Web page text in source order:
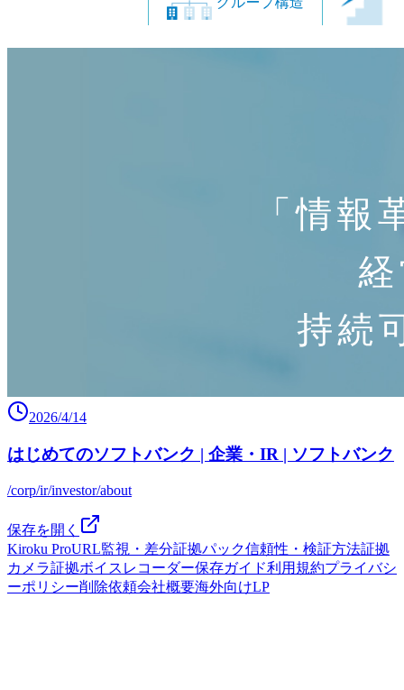
2026/4/14
はじめてのソフトバンク | 企業・IR | ソフトバンク
/corp/ir/investor/about
保存を開く
Kiroku ProURL監視・差分証拠パック信頼性・検証方法証拠
カメラ証拠ボイスレコーダー保存ガイド利用規約プライバシ
ーポリシー削除依頼会社概要海外向けLP